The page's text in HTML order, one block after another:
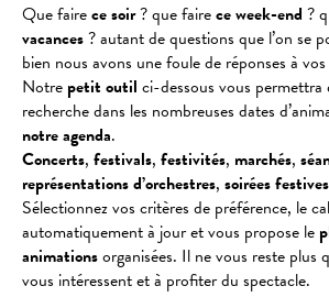
Que fairece soir? que fairece week-end ?
vacances? autant de questions que l’on se
bien nous avons une foule de réponses à
Notre petit outil ci-dessous vous permettra
recherche dans les nombreuses dates
notre agenda.
Concerts, festivals, festivités, marchés,
représentationsd’orchestres, soiréesfestives
Sélectionnez vos critères de préférence, le
automatiquement à jour et vous propose le
animationsorganisées. Il ne vous reste plus
vous intéressent et à profiter du spectacle.